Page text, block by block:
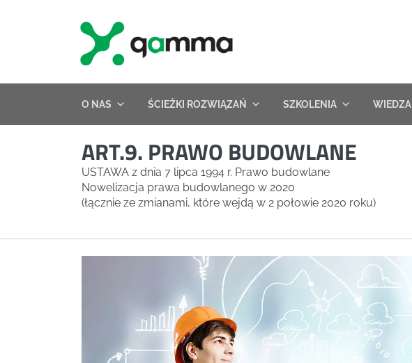
O NAS ŚCIEŻKI ROZWIĄZAŃ SZKOLENIA WIEDZA
ART.9. PRAWO BUDOWLANE
USTAWA z dnia 7 lipca 1994 r. Prawo budowlane
Nowelizacja prawa budowlanego w 2020
(łącznie ze zmianami, które wejdą w 2 połowie 2020 roku)